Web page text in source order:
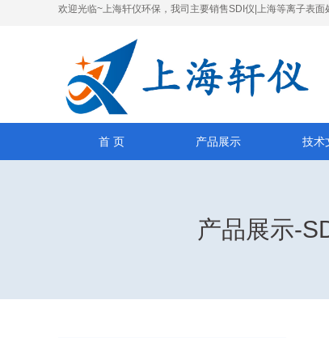
欢迎光临~上海轩仪环保，我司主要销售SDI仪|上海等离子表
首 页 产品展示 技术
产品展示-